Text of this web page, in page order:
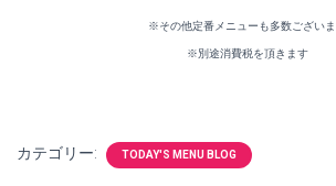
※その他定番メニューも多数ござい
※別途消費税を頂きます
カテゴリー: TODAY'S MENU BLOG